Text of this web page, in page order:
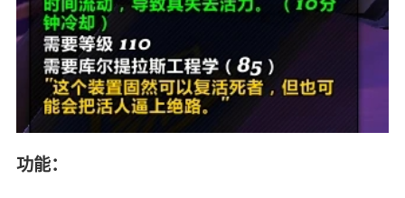
功能：